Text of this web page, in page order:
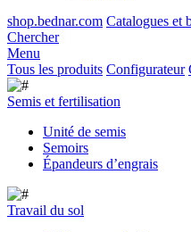
shop.bednar.com Catalogues et
Chercher
Menu
Tous les produits Configurateur
Semis et fertilisation
Unité de semis
Semoirs
Épandeurs d’engrais
Travail du sol